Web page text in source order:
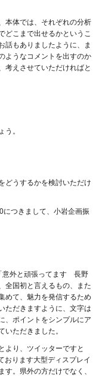
本体では、それぞれの分析
どこまで出せるかというこ
話もありましたように、ま
ようなコメントを出すのか
考えさせていただければと
う。
どうするかを検討いただけ
つきまして、小岩企画振
意外と頑張ってます 長野
全国初と言えるもの、また
めて、魅力を発信するため
ただきますように、文字は
、ポイントをシンプルにア
いただきました。
より、ツイッターですと
おります大型ディスプレイ
。県外の方だけでなく、